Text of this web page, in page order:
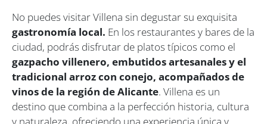
No puedes visitar Villena sin degustar su exquisita
gastronomía local. En los restaurantes y bares de la
ciudad, podrás disfrutar de platos típicos como el
gazpacho villenero, embutidos artesanales y el
tradicional arroz con conejo, acompañados de
vinos de la región de Alicante. Villena es un
destino que combina a la perfección historia, cultura
y naturaleza, ofreciendo una experiencia única y